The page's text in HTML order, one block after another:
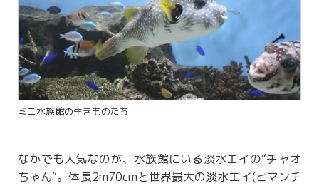
ミニ水族館の生きものたち
なかでも人気なのが、水族館にいる淡水エイの“チャオ
ちゃん”。体長2m70cmと世界最大の淡水エイ(ヒマンチ